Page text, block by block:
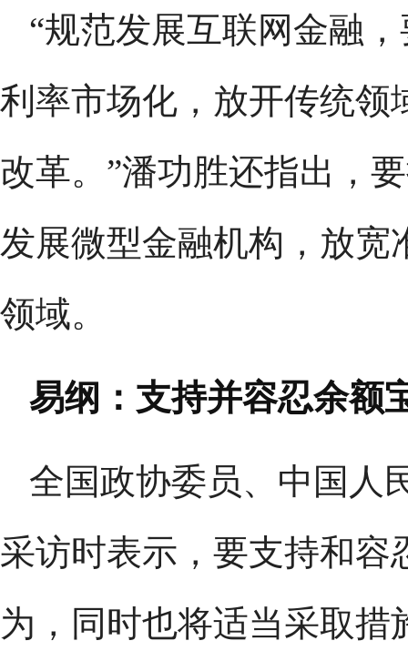
“规范发展互联网金融
利率市场化，放开传统领
改革。”潘功胜还指出，
发展微型金融机构，放宽
领域。
易纲：支持并容忍余额
全国政协委员、中国人
采访时表示，要支持和容
为，同时也将适当采取